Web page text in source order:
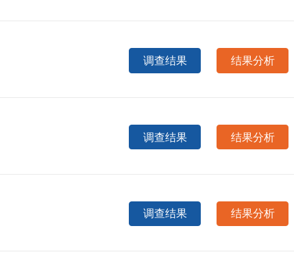
调查结果 结果分析
调查结果 结果分析
调查结果 结果分析